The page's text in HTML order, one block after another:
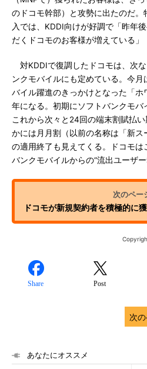
のドコモ幹部）と攻勢に出たのだ。
入では、KDDI向けが好調で「昨年
だくドコモのお客様が増えている」
対KDDIで復調したドコモは、次
ンクモバイルにも定めている。今
バイル躍進のきっかけとなった「
年になる。初期にソフトバンクモバ
これから次々と24回の端末割賦払
かには月月割（以前の名称は「新ス
の適用終了も見えてくる。ドコモは
バンクモバイルからの“流出ユーザー
ドコモが新規契約者を積極的に
Share Post
次
あなたにオススメ